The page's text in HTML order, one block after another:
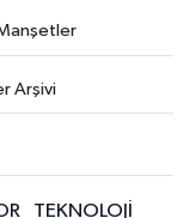
Arşivi
TEKNOLOJİ